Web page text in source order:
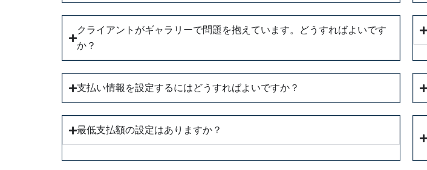
クライアントがギャラリーで問題を抱えています。どうすればよいです
か？
支払い情報を設定するにはどうすればよいですか？
最低支払額の設定はありますか？